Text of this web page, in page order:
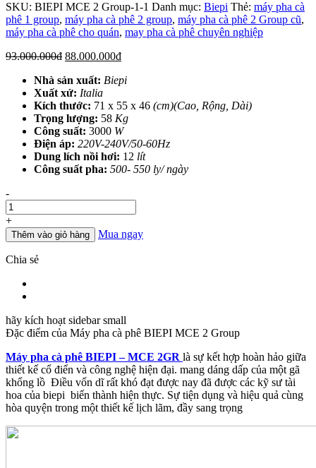
SKU: BIEPI MCE 2 Group-1-1 Danh mục: Biepi Thẻ: máy pha cà
phê 1 group, máy pha cà phê 2 group, máy pha cà phê 2 Group cũ,
máy pha cà phê cho quán, may pha cà phê chuyên nghiệp
93.000.000đ Giá
là:
93.000.000đ.
88.000.000đGiá
tại
88.000.000đ.
Nhà sản xuất: Biepi
Xuất xứ: Italia
Kích thước: 71 x 55 x 46 (cm)(Cao, Rộng, Dài)
Trọng lượng: 58 Kg
Công suất: 3000 W
Điện áp: 220V-240V/50-60Hz
Dung lích nồi hơi: 12 lít
Công suất pha: 500- 550 ly/ ngày
Số
lượng
-
+
Thêm vào giỏ hàng Mua ngay
Chia sẻ
hãy kích hoạt sidebar small
Đặc điểm của Máy pha cà phê BIEPI MCE 2 Group
Máy pha cà phê BIEPI – MCE 2GR là sự kết hợp hoàn hảo giữa
thiết kế cổ điển và công nghệ hiện đại. mang dáng dấp của một gã
khổng lồ Điều vốn dĩ rất khó đạt được nay đã được các kỹ sư tài
hoa của biepi biến thành hiện thực. Sự tiện dụng và hiệu quả cùng
hòa quyện trong một thiết kế lịch lãm, đầy sang trọng